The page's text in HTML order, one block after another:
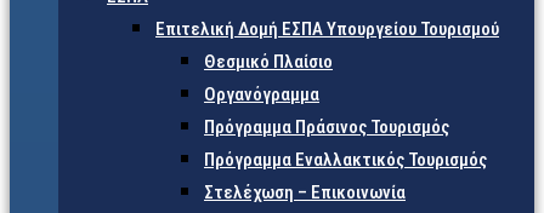
Επιτελική Δομή ΕΣΠΑ Υπουργείου Τουρισμού
Θεσμικό Πλαίσιο
Οργανόγραμμα
Πρόγραμμα Πράσινος Τουρισμός
Πρόγραμμα Εναλλακτικός Τουρισμός
Στελέχωση – Επικοινωνία